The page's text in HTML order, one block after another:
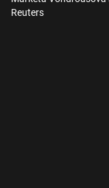
Reuters